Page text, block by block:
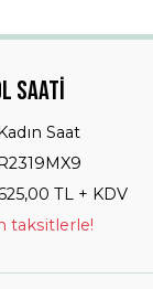
Saati
Saat
TL + KDV
taksitlerle!